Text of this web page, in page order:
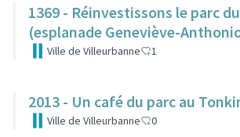
1369 - Réinvestissons le parc
(esplanade Geneviève-
Ville de Villeurbanne 1
2013 - Un café du parc au
Ville de Villeurbanne 0